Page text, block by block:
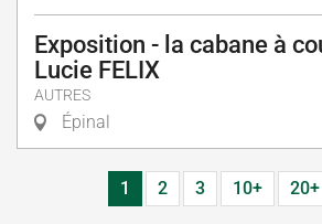
Exposition - la cabane à
Lucie FELIX
AUTRES
Épinal
1 2 3 10+ 20+